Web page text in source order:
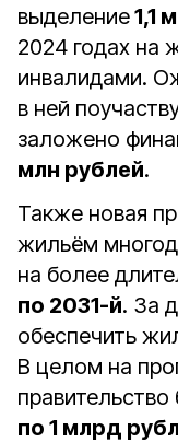
выделение1,1
2024 годах на
инвалидами.
в ней
заложено
млн рублей.
Также новая
жильём
на более
по 2031-й. За
обеспечить
В целом на
по 1 млрд